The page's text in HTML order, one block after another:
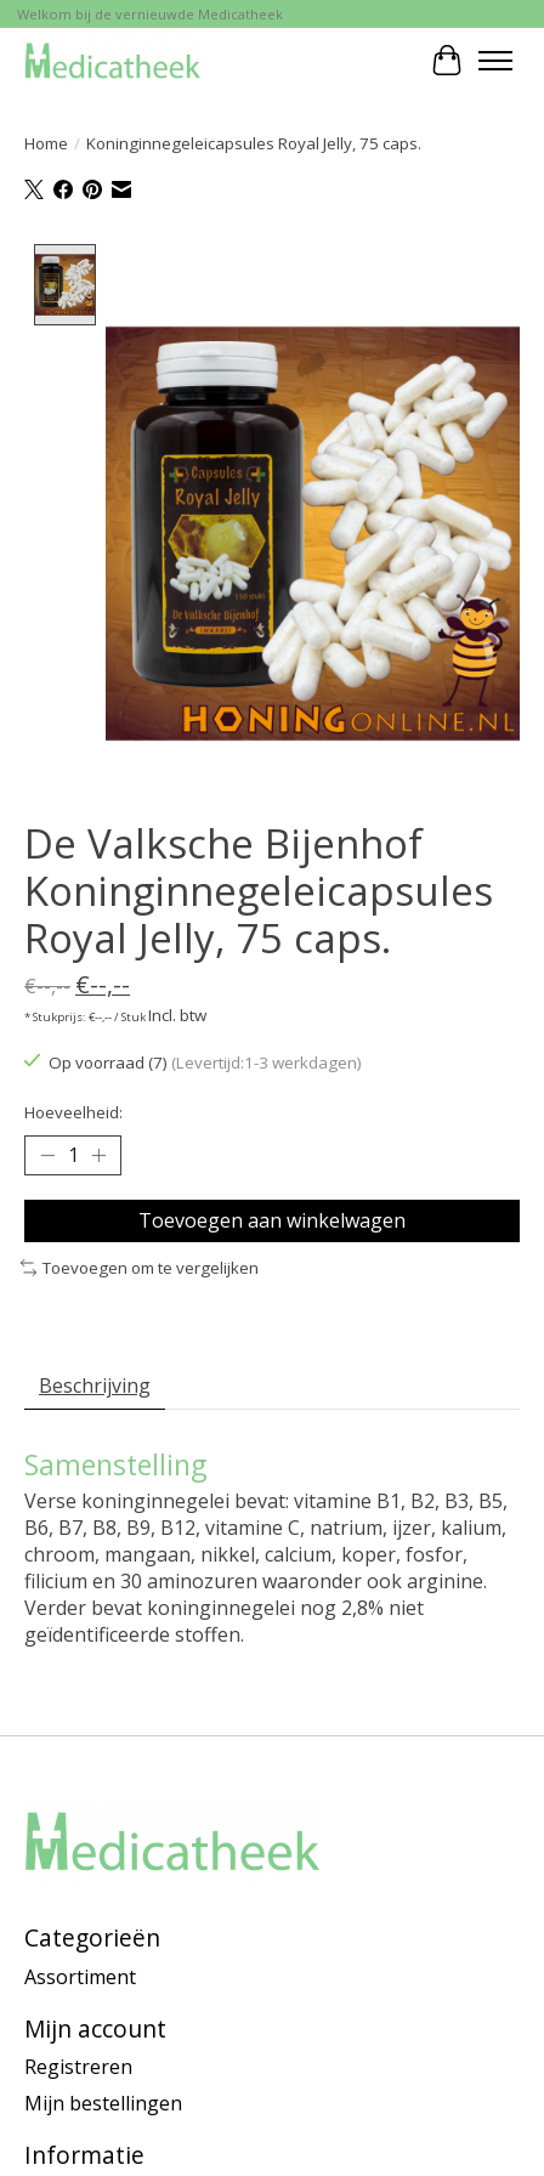
Welkom bij de vernieuwde Medicatheek
Home / Koninginnegeleicapsules Royal Jelly, 75 caps.
De Valksche Bijenhof
Koninginnegeleicapsules
Royal Jelly, 75 caps.
€--,-- €--,--
* Stukprijs: €--,-- / StukIncl. btw
Op voorraad (7) (Levertijd:1-3 werkdagen)
Hoeveelheid:
Toevoegen aan winkelwagen
Toevoegen om te vergelijken
Beschrijving
Samenstelling
Verse koninginnegelei bevat: vitamine B1, B2, B3, B5,
B6, B7, B8, B9, B12, vitamine C, natrium, ijzer, kalium,
chroom, mangaan, nikkel, calcium, koper, fosfor,
filicium en 30 aminozuren waaronder ook arginine.
Verder bevat koninginnegelei nog 2,8% niet
geïdentificeerde stoffen.
Categorieën
Assortiment
Mijn account
Registreren
Mijn bestellingen
Informatie